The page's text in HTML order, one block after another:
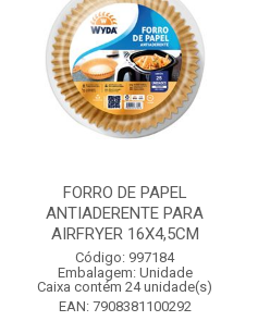
FORRO DE PAPEL
ANTIADERENTE PARA
AIRFRYER 16X4,5CM
Código: 997184
Embalagem: Unidade
Caixa contém 24 unidade(s)
EAN: 7908381100292